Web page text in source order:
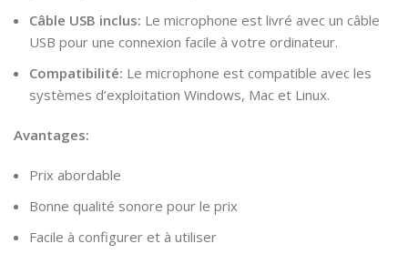
Câble USB inclus: Le microphone est livré avec un câble
USB pour une connexion facile à votre ordinateur.
Compatibilité: Le microphone est compatible avec les
systèmes d’exploitation Windows, Mac et Linux.
Avantages:
Prix abordable
Bonne qualité sonore pour le prix
Facile à configurer et à utiliser